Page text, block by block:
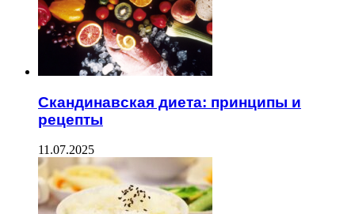
Скандинавская диета: принципы и
рецепты
11.07.2025